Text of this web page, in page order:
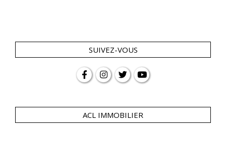
SUIVEZ-VOUS
ACL IMMOBILIER